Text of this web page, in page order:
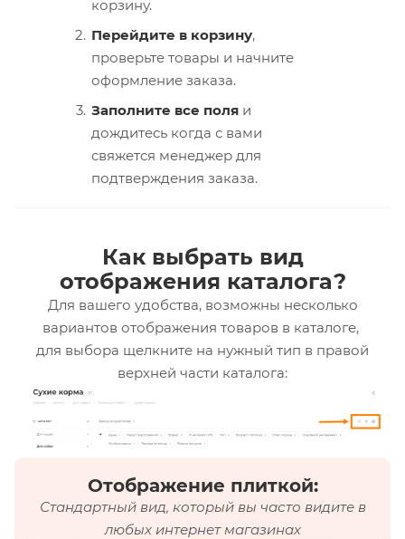
корзину.
Перейдите в корзину,
проверьте товары и начните
оформление заказа.
Заполните все поля и
дождитесь когда с вами
свяжется менеджер для
подтверждения заказа.
Как выбрать вид
отображения каталога?
Для вашего удобства, возможны несколько
вариантов отображения товаров в каталоге,
для выбора щелкните на нужный тип в правой
верхней части каталога:
Отображение плиткой:
Стандартный вид, который вы часто видите в
любых интернет магазинах